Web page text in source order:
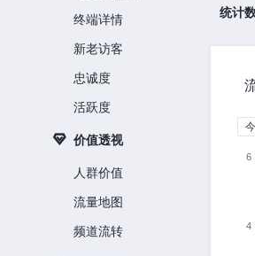
终端详情
新老访客
忠诚度
活跃度
价值透视
人群价值
流量地图
频道流转
统计
4
6